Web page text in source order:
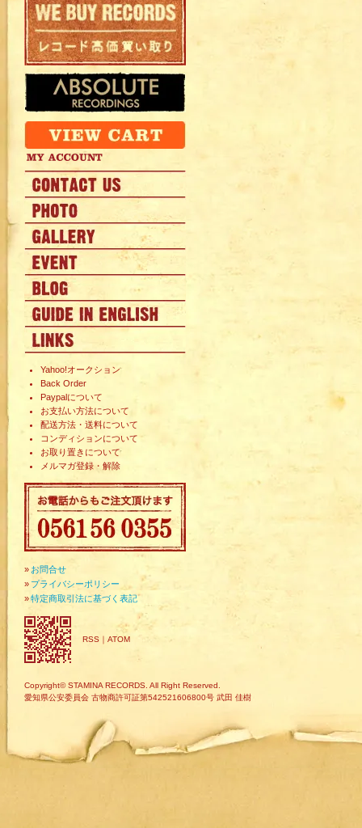
Yahoo!オークション
Back Order
Paypalについて
お支払い方法について
配送方法・送料について
コンディションについて
お取り置きについて
メルマガ登録・解除
» お問合せ
» プライバシーポリシー
»特定商取引法に基づく表記
RSS ｜ ATOM
Copyright© STAMINA RECORDS. All Right Reserved.
愛知県公安委員会 古物商許可証第542521606800号 武田 佳樹